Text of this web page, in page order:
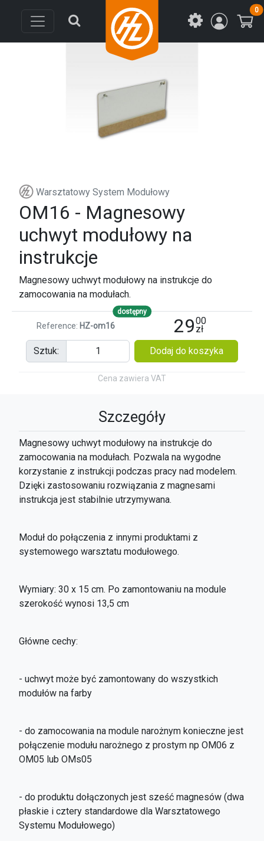
0
Warsztatowy System Modułowy
OM16 - Magnesowy
uchwyt modułowy na
instrukcje
Magnesowy uchwyt modułowy na instrukcje do
zamocowania na modułach.
dostępny
Reference: HZ-om16 2900
zł
Sztuk:
Dodaj do koszyka
Cena zawiera VAT
Szczegóły
Magnesowy uchwyt modułowy na instrukcje do
zamocowania na modułach. Pozwala na wygodne
korzystanie z instrukcji podczas pracy nad modelem.
Dzięki zastosowaniu rozwiązania z magnesami
instrukcja jest stabilnie utrzymywana.
Moduł do połączenia z innymi produktami z
systemowego warsztatu modułowego.
Wymiary: 30 x 15 cm. Po zamontowaniu na module
szerokość wynosi 13,5 cm
Główne cechy:
- uchwyt może być zamontowany do wszystkich
modułów na farby
- do zamocowania na module narożnym konieczne jest
połączenie modułu narożnego z prostym np OM06 z
OM05 lub OMs05
- do produktu dołączonych jest sześć magnesów (dwa
płaskie i cztery standardowe dla Warsztatowego
Systemu Modułowego)